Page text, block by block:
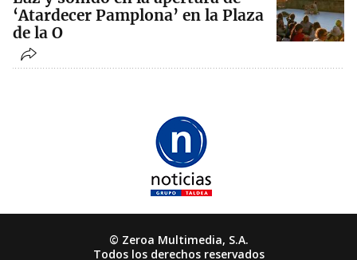
‘Atardecer Pamplona’ en la Plaza
de la O
© Zeroa Multimedia, S.A.
Todos los derechos reservados